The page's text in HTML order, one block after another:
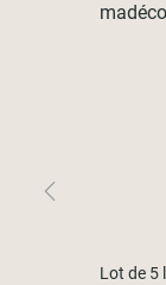
Lot de 5